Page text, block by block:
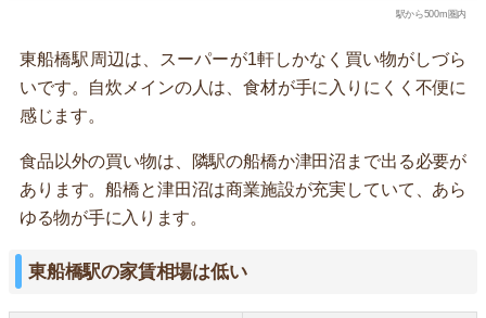
駅から500m圏内
東船橋駅周辺は、スーパーが1軒しかなく買い物がしづら
いです。自炊メインの人は、食材が手に入りにくく不便に
感じます。
食品以外の買い物は、隣駅の船橋か津田沼まで出る必要が
あります。船橋と津田沼は商業施設が充実していて、あら
ゆる物が手に入ります。
東船橋駅の家賃相場は低い